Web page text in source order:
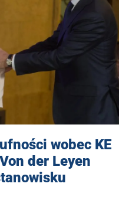
wobec KE
der Leyen